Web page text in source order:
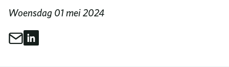
Woensdag 01 mei 2024
Deel ditDelen via e-mail